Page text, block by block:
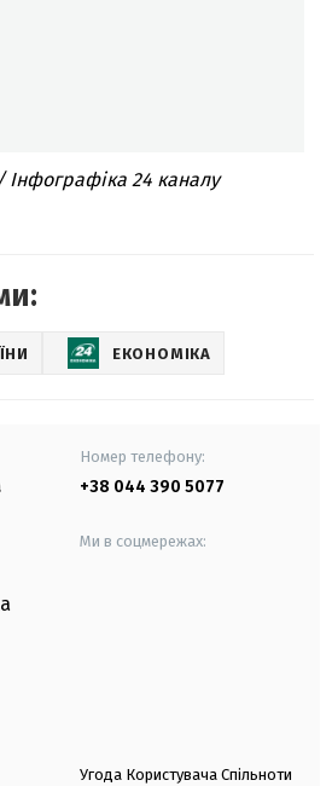
24 каналу
ЕКОНОМІКА
Номер телефону:
+38 044 390 5077
Ми в соцмережах:
Угода Користувача Спільноти